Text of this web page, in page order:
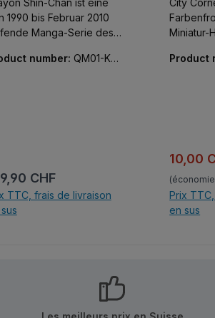
Shin-Chan ist eine
1990 bis Februar 2010
Manga-Serie des
Usui, die auch als
aus Klemmbausteinen
Marke Qman/Keeppley.
immer bei Keepley top
number: QM01-K20
régulier :
CHF
TTC, frais de livraison
City
Miniatur-
Kleine
Product
Prix de
10,00
(économie
Prix
en sus